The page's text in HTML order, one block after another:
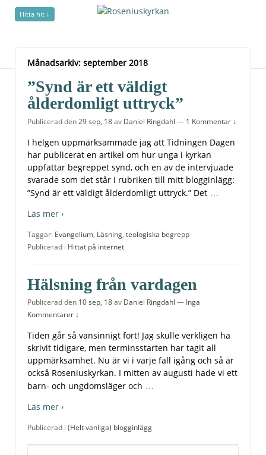
Hitta hit ↓
Månadsarkiv: september 2018
”Synd är ett väldigt
ålderdomligt uttryck”
Publicerad den29 sep, 18av Daniel Ringdahl — 1 Kommentar ↓
I helgen uppmärksammade jag att Tidningen Dagen
har publicerat en artikel om hur unga i kyrkan
uppfattar begreppet synd, och en av de intervjuade
svarade som det står i rubriken till mitt blogginlägg:
”Synd är ett väldigt ålderdomligt uttryck.” Det …
Läs mer ›
Taggar: Evangelium, Läsning, teologiska begrepp
Publicerad i Hittat på internet
Hälsning från vardagen
Publicerad den 10 sep, 18av Daniel Ringdahl — Inga
Kommentarer ↓
Tiden går så vansinnigt fort! Jag skulle verkligen ha
skrivit tidigare, men terminsstarten har tagit all
uppmärksamhet. Nu är vi i varje fall igång och så är
också Roseniuskyrkan. I mitten av augusti hade vi ett
barn- och ungdomsläger och …
Läs mer ›
Publicerad i (Helt vanliga) blogginlägg